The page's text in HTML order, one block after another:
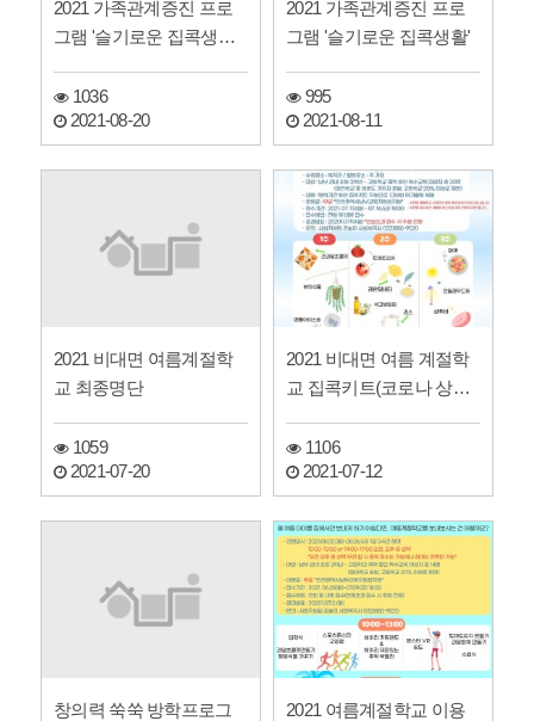
2021 가족관계증진 프로
그램 '슬기로운 집콕생활'
1036
2021-08-20
2021 가족관계증진 프로
그램 '슬기로운 집콕생활'
995
2021-08-11
2021 비대면 여름계절학
교 최종명단
1059
2021-07-20
2021 비대면 여름 계절학
교 집콕키트(코로나 상황
1106
2021-07-12
창의력 쑥쑥 방학프로그
2021 여름계절학교 이용